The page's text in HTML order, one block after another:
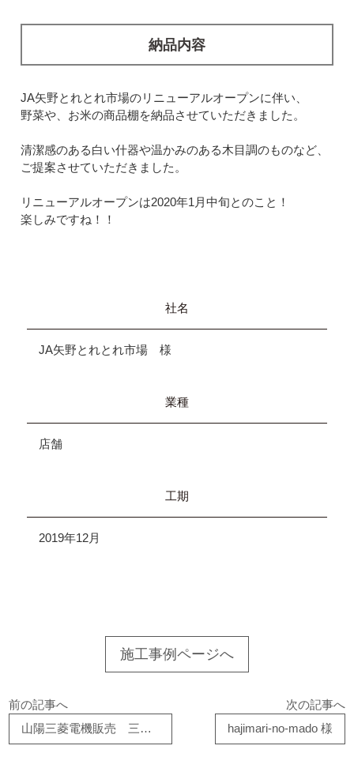
納品内容
JA矢野とれとれ市場のリニューアルオープンに伴い、
野菜や、お米の商品棚を納品させていただきました。
清潔感のある白い什器や温かみのある木目調のものなど、
ご提案させていただきました。
リニューアルオープンは2020年1月中旬とのこと！
楽しみですね！！
社名
JA矢野とれとれ市場 様
業種
店舗
工期
2019年12月
施工事例ページへ
前の記事へ
山陽三菱電機販売 三原市店 様
次の記事へ
hajimari-no-mado 様